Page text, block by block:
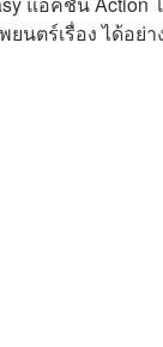
นตร์เรื่อง ได้อย่